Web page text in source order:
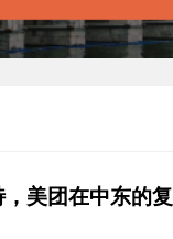
，美团在中东的复